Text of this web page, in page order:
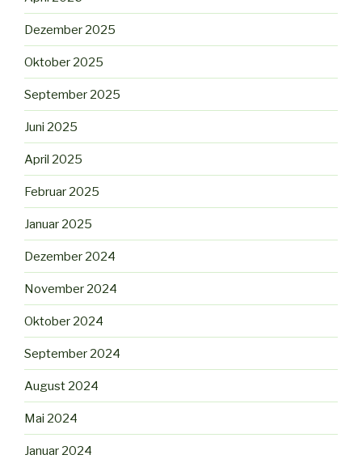
Dezember 2025
Oktober 2025
September 2025
Juni 2025
April 2025
Februar 2025
Januar 2025
Dezember 2024
November 2024
Oktober 2024
September 2024
August 2024
Mai 2024
Januar 2024